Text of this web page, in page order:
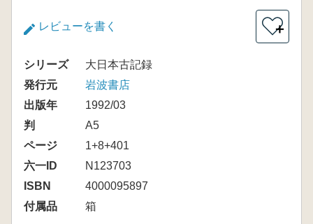
レビューを書く ＋
シリーズ
大日本古記録
発行元
岩波書店
出版年
1992/03
判
A5
ページ
1+8+401
六一ID
N123703
ISBN
4000095897
付属品
箱